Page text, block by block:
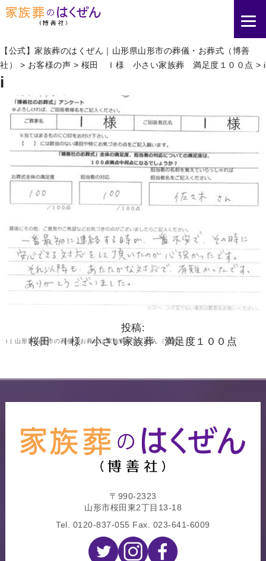
i | 山形県山形市の葬儀・お葬式は家族葬のはくぜん（博善社）
【公式】家族葬のはくぜん｜山形県山形市の葬儀・お葬式（博善
社）
> お客様の声 > 桜田 Ｉ様 小さい家族葬 満足度１００点 > i
i
投稿:
桜田 Ｉ様 小さい家族葬 満足度１００点
〒990-2323
山形市桜田東2丁目13-18
Tel. 0120-837-055 Fax. 023-641-6009